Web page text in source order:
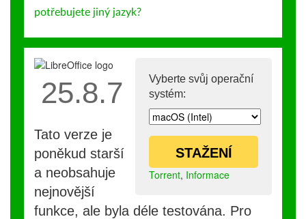
potřebujete jiný jazyk?
Vyberte svůj operační
systém:
STAŽENÍ
Torrent, Informace
25.8.7
Tato verze je
poněkud starší
a neobsahuje
nejnovější
funkce, ale byla déle testována. Pro